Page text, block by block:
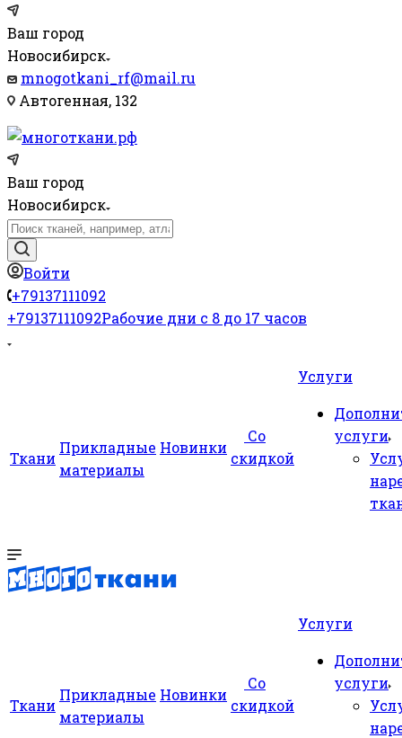
Ваш город
Новосибирск
mnogotkani_rf@mail.ru
Автогенная, 132
Ваш город
Новосибирск
Войти
+79137111092
+79137111092Рабочие дни с 8 до 17 часов
Ткани
Прикладные
материалы
Новинки
Со
скидкой
Услуги
услуги
Ткани
Прикладные
материалы
Новинки
Со
скидкой
Услуги
услуги